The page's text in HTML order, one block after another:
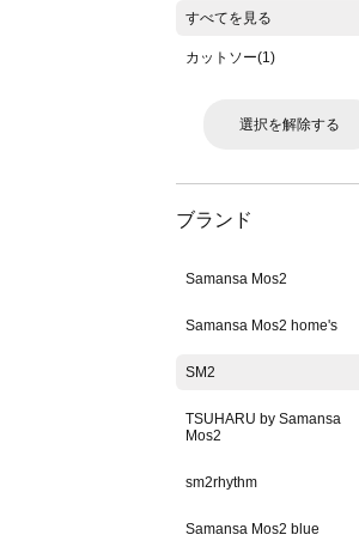
すべてを見る
カットソー(1)
選択を解除する
ブランド
Samansa Mos2
Samansa Mos2 home's
SM2
TSUHARU by Samansa
Mos2
sm2rhythm
Samansa Mos2 blue